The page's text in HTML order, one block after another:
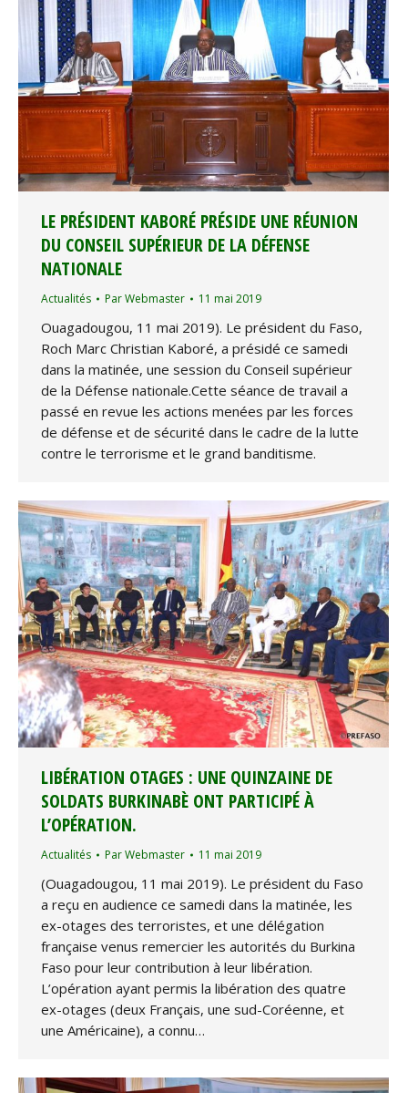
LE PRÉSIDENT KABORÉ PRÉSIDE UNE RÉUNION
DU CONSEIL SUPÉRIEUR DE LA DÉFENSE
NATIONALE
Actualités ParWebmaster 11 mai 2019
Ouagadougou, 11 mai 2019). Le président du Faso,
Roch Marc Christian Kaboré, a présidé ce samedi
dans la matinée, une session du Conseil supérieur
de la Défense nationale.Cette séance de travail a
passé en revue les actions menées par les forces
de défense et de sécurité dans le cadre de la lutte
contre le terrorisme et le grand banditisme.
LIBÉRATION OTAGES : UNE QUINZAINE DE
SOLDATS BURKINABÈ ONT PARTICIPÉ À
L’OPÉRATION.
Actualités ParWebmaster 11 mai 2019
(Ouagadougou, 11 mai 2019). Le président du Faso
a reçu en audience ce samedi dans la matinée, les
ex-otages des terroristes, et une délégation
française venus remercier les autorités du Burkina
Faso pour leur contribution à leur libération.
L’opération ayant permis la libération des quatre
ex-otages (deux Français, une sud-Coréenne, et
une Américaine), a connu…